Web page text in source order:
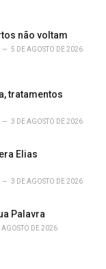
não voltam
5 DE AGOSTO DE 2026
tratamentos
3 DE AGOSTO DE 2026
Elias
3 DE AGOSTO DE 2026
Palavra
AGOSTO DE 2026